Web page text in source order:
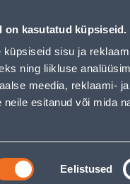
on kasutatud küpsiseid.
küpsiseid sisu ja
ning liikluse
meedia, reklaami-
neile esitanud või mida
Eelistused
- Bauhof has loaded
клиентов